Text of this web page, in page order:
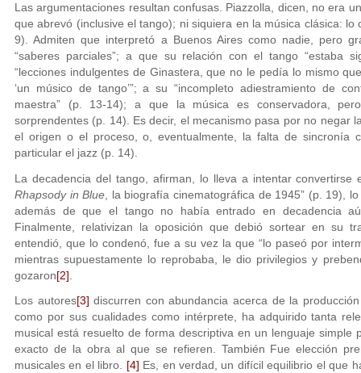
Las argumentaciones resultan confusas. Piazzolla, dicen, no era
que abrevó (inclusive el tango); ni siquiera en la música clásica: lo
9). Admiten que interpretó a Buenos Aires como nadie, pero
“saberes parciales”; a que su relación con el tango “estaba
“lecciones indulgentes de Ginastera, que no le pedía lo mismo
‘un músico de tango’”; a su “incompleto adiestramiento de
maestra” (p. 13-14); a que la música es conservadora,
sorprendentes (p. 14). Es decir, el mecanismo pasa por no negar
el origen o el proceso, o, eventualmente, la falta de sincronía
particular el jazz (p. 14).
La decadencia del tango, afirman, lo lleva a intentar convertirse
Rhapsody in Blue , la biografía cinematográfica de 1945” (p. 19),
además de que el tango no había entrado en decadencia
Finalmente, relativizan la oposición que debió sortear en su
entendió, que lo condenó, fue a su vez la que “lo paseó por
mientras supuestamente lo reprobaba, le dio privilegios y
gozaron[2]
Los autores[3] discurren con abundancia acerca de la
como por sus cualidades como intérprete, ha adquirido tanta
musical está resuelto de forma descriptiva en un lenguaje simple
exacto de la obra al que se refieren. También Fue elección
musicales en el libro. [4] Es, en verdad, un difícil equilibrio el que